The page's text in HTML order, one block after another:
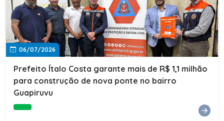
06/07/2026
Prefeito Ítalo Costa garante mais de R$ 1,1 milhão
para construção de nova ponte no bairro
Guapiruvu